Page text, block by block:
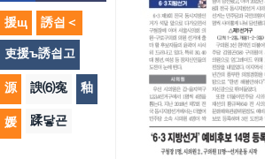
援щ 誘쇱＜
吏援ъ誘쇱고
源 諛⑹寃 釉
媛 蹂닿굔